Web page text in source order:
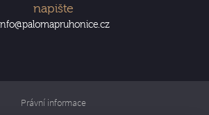
napište
Právní informace